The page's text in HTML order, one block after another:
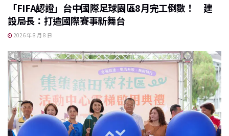
「FIFA認證」台中國際足球園區8月完工倒數！ 建
設局長：打造國際賽事新舞台
2026 年 8 月 8 日